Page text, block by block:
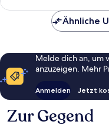
Ähnliche
Melde dich an, um
anzuzeigen. Mehr
Anmelden Jetzt
Zur Gegend